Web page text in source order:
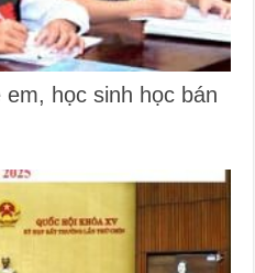
học sinh học bán